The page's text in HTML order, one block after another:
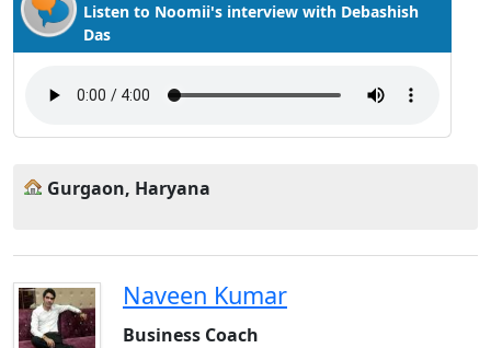
Listen to Noomii's interview with Debashish
Das
Gurgaon, Haryana
Naveen Kumar
Business Coach